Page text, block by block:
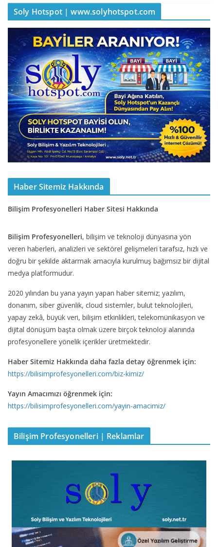
Soly Hotspot | www.solyhotspot.com
Haber Sitemiz Hakkında
Bilişim Profesyonelleri Haber Sitesi Hakkında
Bilişim Profesyonelleri, bilişim ve teknoloji dünyasına yön
veren haberleri, analizleri ve sektörel gelişmeleri tarafsız, hızlı ve
doğru bir şekilde aktarmak amacıyla kurulmuş bağımsız bir dijital
medya platformudur.
2020 yılından bu yana yayın yapan haber sitemiz; yazılım,
donanım, siber güvenlik, cloud sistemler, bulut teknolojileri,
yapay zekâ, büyük veri, bilişim etkinlikleri, telekomünikasyon ve
dijital dönüşüm başta olmak üzere birçok teknoloji alanında
profesyonellere yönelik içerikler üretmektedir.
Haber Sitemiz Hakkında daha fazla detay öğrenmek için:
https://bilisimprofesyonelleri.com/biz-kimiz/
Yayın Amacımızı öğrenmek için:
https://bilisimprofesyonelleri.com/yayin-amacimiz/
Bilişim Profesyonelleri | Reklamlar